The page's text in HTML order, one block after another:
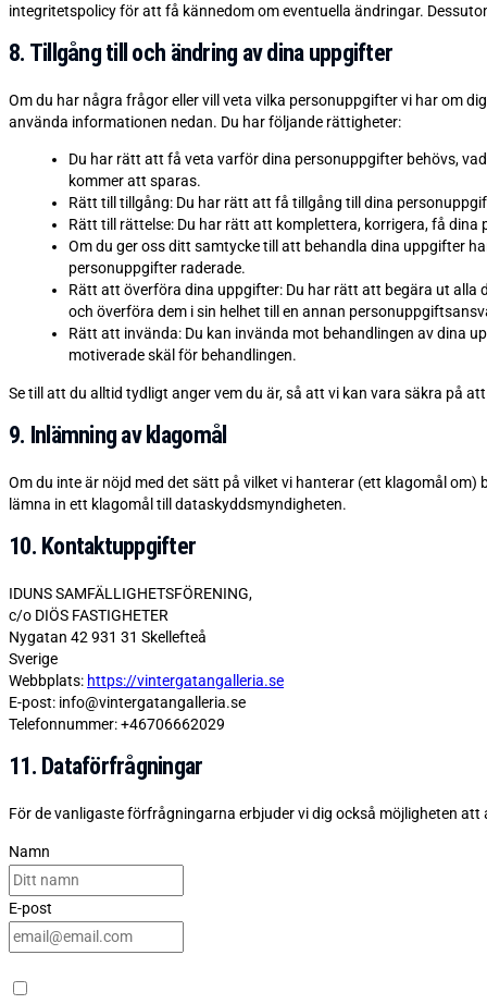
integritetspolicy för att få kännedom om eventuella ändringar.
8. Tillgång till och ändring av dina uppgifter
Om du har några frågor eller vill veta vilka personuppgifter vi har om
använda informationen nedan. Du har följande rättigheter:
Du har rätt att få veta varför dina personuppgifter behövs,
kommer att sparas.
Rätt till tillgång: Du har rätt att få tillgång till dina
Rätt till rättelse: Du har rätt att komplettera, korrigera, få dina
Om du ger oss ditt samtycke till att behandla dina uppgifter
personuppgifter raderade.
Rätt att överföra dina uppgifter: Du har rätt att begära ut
och överföra dem i sin helhet till en annan
Rätt att invända: Du kan invända mot behandlingen av dina
motiverade skäl för behandlingen.
Se till att du alltid tydligt anger vem du är, så att vi kan vara säkra på
9. Inlämning av klagomål
Om du inte är nöjd med det sätt på vilket vi hanterar (ett klagomål
lämna in ett klagomål till dataskyddsmyndigheten.
10. Kontaktuppgifter
IDUNS SAMFÄLLIGHETSFÖRENING,
c/o DIÖS FASTIGHETER
Nygatan 42 931 31 Skellefteå
Sverige
Webbplats: https://vintergatangalleria.se
E-post: info@vintergatangalleria.se
Telefonnummer: +46706662029
11. Dataförfrågningar
För de vanligaste förfrågningarna erbjuder vi dig också möjligheten
Namn
E-post